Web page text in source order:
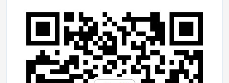
3:安装php5.5(fpm+各个模块)